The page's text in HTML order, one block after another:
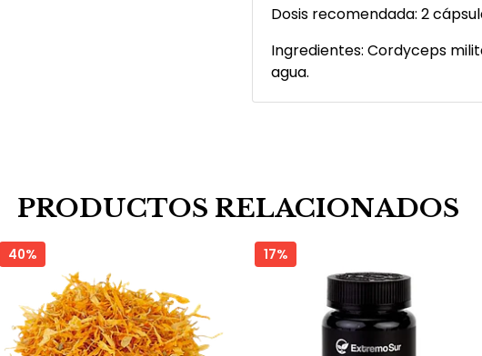
Dosis recomendada: 2
Ingredientes: Cordyceps
agua.
PRODUCTOS RELACIONADOS
40% 17%